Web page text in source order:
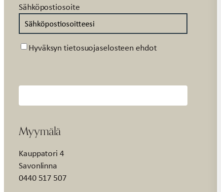
Sähköpostiosoite
Suostumus
Hyväksyn tietosuojaselosteen ehdot
Myymälä
Kauppatori 4
Savonlinna
0440 517 507